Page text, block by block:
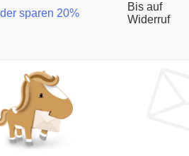
sparen 20%
Bis auf
Widerruf